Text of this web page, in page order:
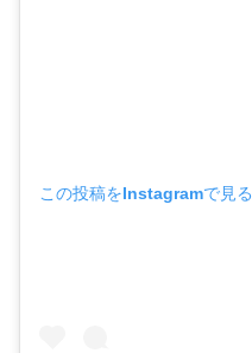
この投稿をInstagramで見る